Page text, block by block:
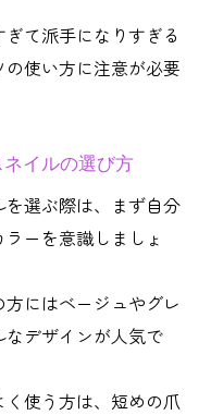
味わう特別感
ル体験
然な指先の魅力
ないチェック項目
向けサロン事情
て派手になりすぎる
使い方に注意が必要
イルの選び方
選ぶ際は、まず自分
ーを意識しましょ
にはベージュやグレ
デザインが人気で
使う方は、短めの爪